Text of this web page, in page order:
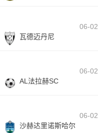
06-02
瓦德迈丹尼
06-02
AL法拉赫SC
06-02
沙赫达里诺斯哈尔